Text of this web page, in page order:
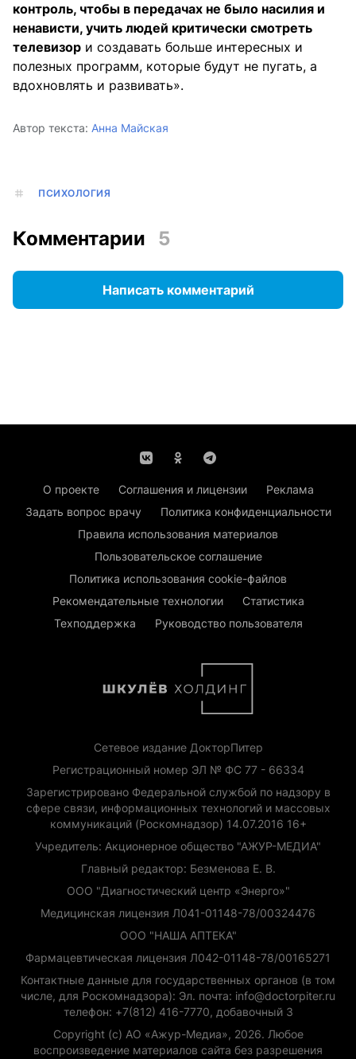
контроль, чтобы в передачах не было насилия и
ненависти, учить людей критически смотреть
телевизор и создавать больше интересных и
полезных программ, которые будут не пугать, а
вдохновлять и развивать».
Автор текста: Анна Майская
ПСИХОЛОГИЯ
Комментарии 5
Написать комментарий
О проекте Соглашения и лицензии
Реклама
Задать вопрос врачу
Политика конфиденциальности
Правила использования материалов
Пользовательское соглашение
Политика использования cookie-файлов
Рекомендательные технологии
Статистика
Техподдержка
Руководство пользователя
Сетевое издание ДокторПитер
Регистрационный номер ЭЛ № ФС 77 - 66334
Зарегистрировано Федеральной службой по надзору в
сфере связи, информационных технологий и массовых
коммуникаций (Роскомнадзор) 14.07.2016 16+
Учредитель: Акционерное общество "АЖУР-МЕДИА"
Главный редактор: Безменова Е. В.
ООО "Диагностический центр «Энерго»"
Медицинская лицензия Л041-01148-78/00324476
ООО "НАША АПТЕКА"
Фармацевтическая лицензия Л042-01148-78/00165271
Контактные данные для государственных органов (в том
числе, для Роскомнадзора): Эл. почта: info@doctorpiter.ru
телефон: +7(812) 416-7770, добавочный 3
Copyright (с) АО «Ажур-Медиа», 2026. Любое
воспроизведение материалов сайта без разрешения